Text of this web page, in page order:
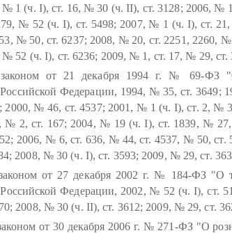
1 (ч. I), ст. 16, № 30 (ч. II), ст. 3128; 2006, №
№ 52 (ч. I), ст. 5498; 2007, № 1 (ч. I), ст.
№ 50, ст. 6237; 2008, № 20, ст. 2251, 2260,
№ 52 (ч. I), ст. 6236; 2009, № 1, ст. 17, № 29, ст.
от 21 декабря 1994 г. № 69-ФЗ
Российской Федерации, 1994, № 35, ст.
2000, № 46, ст. 4537; 2001, № 1 (ч. I), ст. 2, №
№ 2, ст. 167; 2004, № 19 (ч. I), ст. 1839, №
2006, № 6, ст. 636, № 44, ст. 4537, № 50,
2008, № 30 (ч. I), ст. 3593; 2009, № 29, ст.
от 27 декабря 2002 г. № 184-ФЗ "О
Российской Федерации, 2002, № 52 (ч. I), ст.
2008, № 30 (ч. II), ст. 3612; 2009, № 29, ст.
от 30 декабря 2006 г. № 271-ФЗ "О